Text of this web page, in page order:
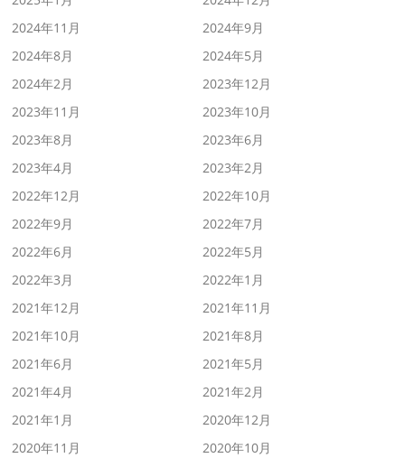
2024年11月
2024年9月
2024年8月
2024年5月
2024年2月
2023年12月
2023年11月
2023年10月
2023年8月
2023年6月
2023年4月
2023年2月
2022年12月
2022年10月
2022年9月
2022年7月
2022年6月
2022年5月
2022年3月
2022年1月
2021年12月
2021年11月
2021年10月
2021年8月
2021年6月
2021年5月
2021年4月
2021年2月
2021年1月
2020年12月
2020年11月
2020年10月